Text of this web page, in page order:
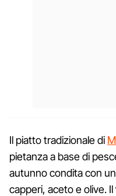
Il piatto tradizionale di
pietanza a base di
autunno condita con
capperi, aceto e olive. Il